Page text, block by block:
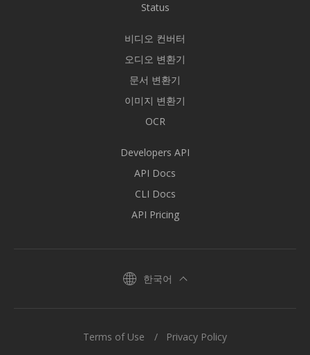
Status
비디오 컨버터
오디오 변환기
문서 변환기
이미지 변환기
OCR
Developers API
API Docs
CLI Docs
API Pricing
한국어
Terms of Use Privacy Policy